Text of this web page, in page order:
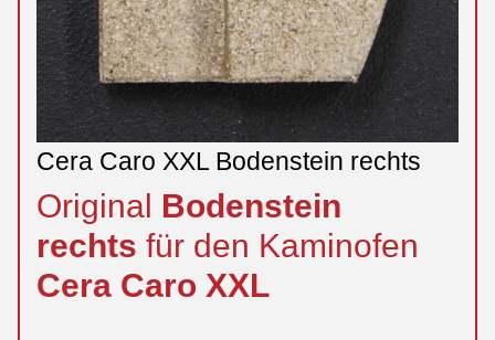
Cera Caro XXL Bodenstein rechts
Original Bodenstein
rechts für den Kaminofen
Cera Caro XXL